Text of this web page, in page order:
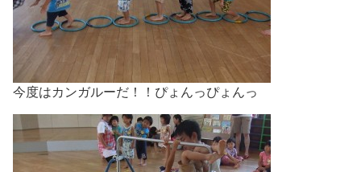
今度はカンガルーだ！！ぴょんっぴょんっ